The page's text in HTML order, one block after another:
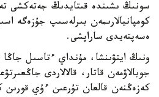
سونىڭ ىشىندە قىتايدىڭ جەتەكشى
كومپانيالارىمەن بىرلەسىپ جۇزەگە
ەسەپتەيدى ساراپشى.
ونىڭ ايتۋىنشا، مۇنداي ءتاسىل جاڭا
جوبالاۋمەن قاتار، قالالاردى
كەزەڭنەن قالعان تۇرعىن ءۇي